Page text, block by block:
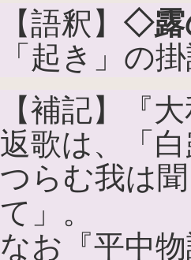
【語釈】 ◇露
「起き」の
【補記】『
返歌は、「
つらむ我は
て」。
なお『平中